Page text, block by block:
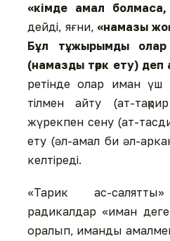
«кімде амал
дейді, яғни, «намазы
Бұл тұжырымды олар
(намазды тәрк ету) деп
ретінде олар иман үш
тілмен айту (ат-
жүрекпен сену (ат-
ету (әл-амал би әл-
келтіреді.
«Тарик ас-
радикалдар «иман
оралып, иманды